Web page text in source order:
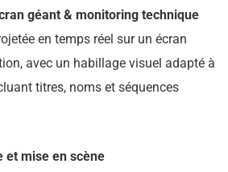
géant & monitoring technique
en temps réel sur un écran
avec un habillage visuel adapté à
titres, noms et séquences
et mise en scène